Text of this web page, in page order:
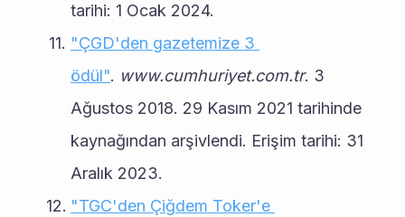
tarihi: 1 Ocak 2024.
"ÇGD'den gazetemize 3
ödül". www.cumhuriyet.com.tr. 3
Ağustos 2018. 29 Kasım 2021 tarihinde
kaynağından arşivlendi. Erişim tarihi: 31
Aralık 2023.
"TGC'den Çiğdem Toker'e